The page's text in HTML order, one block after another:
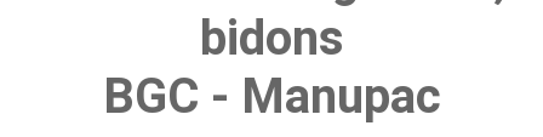
bidons
BGC - Manupac